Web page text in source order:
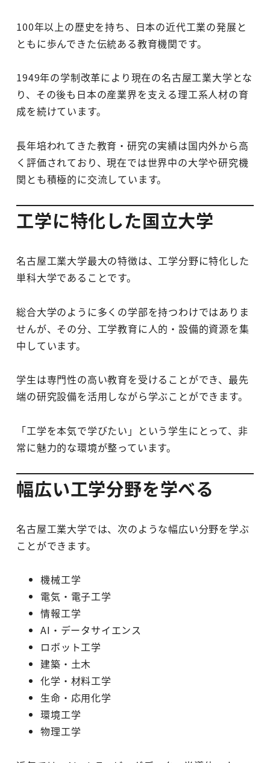
100年以上の歴史を持ち、日本の近代工業の発展と
ともに歩んできた伝統ある教育機関です。
1949年の学制改革により現在の名古屋工業大学とな
り、その後も日本の産業界を支える理工系人材の育
成を続けています。
長年培われてきた教育・研究の実績は国内外から高
く評価されており、現在では世界中の大学や研究機
関とも積極的に交流しています。
工学に特化した国立大学
名古屋工業大学最大の特徴は、工学分野に特化した
単科大学であることです。
総合大学のように多くの学部を持つわけではありま
せんが、その分、工学教育に人的・設備的資源を集
中しています。
学生は専門性の高い教育を受けることができ、最先
端の研究設備を活用しながら学ぶことができます。
「工学を本気で学びたい」という学生にとって、非
常に魅力的な環境が整っています。
幅広い工学分野を学べる
名古屋工業大学では、次のような幅広い分野を学ぶ
ことができます。
機械工学
電気・電子工学
情報工学
AI・データサイエンス
ロボット工学
建築・土木
化学・材料工学
生命・応用化学
環境工学
物理工学